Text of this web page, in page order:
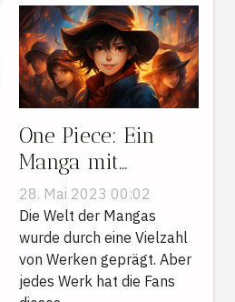
One Piece: Ein
Manga mit
durchschlagendem
Erfolg.
28. Mai 2023 00:02
Die Welt der Mangas
wurde durch eine Vielzahl
von Werken geprägt. Aber
jedes Werk hat die Fans